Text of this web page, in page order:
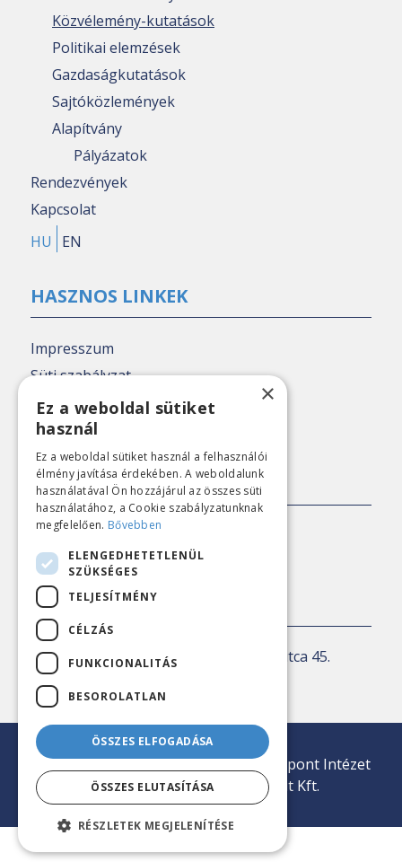
Közvélemény-kutatások
Politikai elemzések
Gazdaságkutatások
Sajtóközlemények
Alapítvány
Pályázatok
Rendezvények
Kapcsolat
HU
EN
HASZNOS LINKEK
Impresszum
Süti szabályzat
Adatkezelési tájékoztató
Nézőpont archív
SAJTÓKAPCSOLAT
E-mail: sajto@nezopont.hu
KAPCSOLAT
Levelezési cím:1143 Budapest, Ilka utca 45.
E-mail:iroda@nezopont.hu
© 2026 Minden jog fenntartva | Nézőpont Intézet
Közvélemény-kutató Nonprofit Kft.
×
Ez a weboldal sütiket
használ
Ez a weboldal sütiket használ a felhasználói
élmény javítása érdekében. A weboldalunk
használatával Ön hozzájárul az összes süti
használatához, a Cookie szabályzatunknak
megfelelően. Bővebben
ELENGEDHETETLENÜL
SZÜKSÉGES
TELJESÍTMÉNY
CÉLZÁS
FUNKCIONALITÁS
BESOROLATLAN
ÖSSZES ELFOGADÁSA
ÖSSZES ELUTASÍTÁSA
RÉSZLETEK MEGJELENÍTÉSE